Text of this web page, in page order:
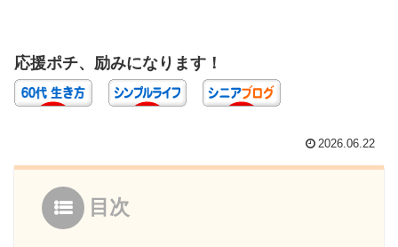
応援ポチ、励みになります！
2026.06.22
目次